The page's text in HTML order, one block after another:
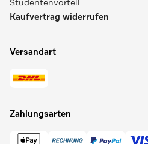
Studentenvorteil
Kaufvertrag widerrufen
Versandart
Zahlungsarten